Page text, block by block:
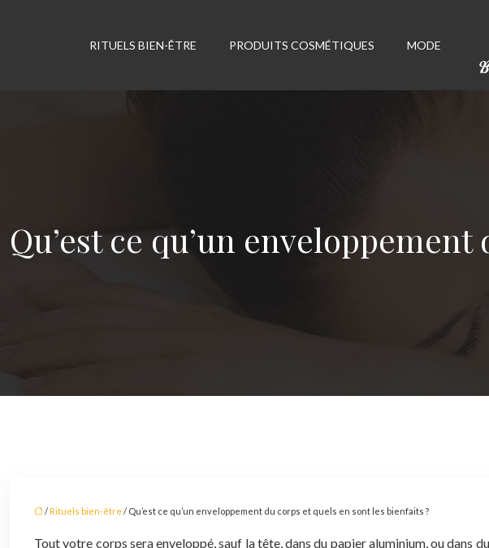
MODE
PRODUITS COSMÉTIQUES
RITUELS BIEN-ÊTRE
Qu’est ce qu’un
/ Rituels bien-être / Qu’est ce qu’un enveloppement du corps et quels en sont les bienfaits ?
Tout votre corps sera enveloppé, sauf la tête, dans du papier aluminium, ou dans